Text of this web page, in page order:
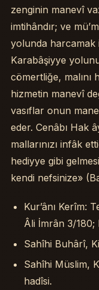
zenginin manevî
imtihândır; ve
yolunda harcamak
Karabâşiyye
cömertliğe, malını
hizmetin manevî
vasıflar onun
eder. Cenâbı Hak
mallarınızı infâk
hediyye gibi
kendi nefsinize»
Kur’ânı Kerîm:
Âli İmrân 3/
Sahîhi Buhârî,
Sahîhi Müslim,
hadîsi.